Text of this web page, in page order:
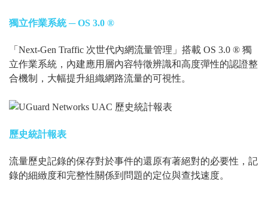
獨立作業系統 ─ OS 3.0 ®
「Next-Gen Traffic 次世代內網流量管理」搭載 OS 3.0 ® 獨
立作業系統，內建應用層內容特徵辨識和高度彈性的認證整
合機制，大幅提升組織網路流量的可視性。
歷史統計報表
流量歷史記錄的保存對於事件的還原有著絕對的必要性，記
錄的細緻度和完整性關係到問題的定位與查找速度。